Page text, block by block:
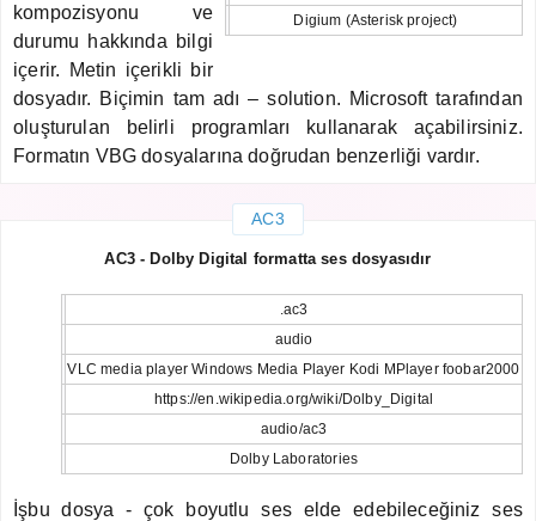
Digium (Asterisk project)
kompozisyonu ve
durumu hakkında bilgi
içerir. Metin içerikli bir
dosyadır. Biçimin tam adı – solution. Microsoft tarafından
oluşturulan belirli programları kullanarak açabilirsiniz.
Formatın VBG dosyalarına doğrudan benzerliği vardır.
AC3
AC3 - Dolby Digital formatta ses dosyasıdır
.ac3
audio
VLC media player Windows Media Player Kodi MPlayer foobar2000
https://en.wikipedia.org/wiki/Dolby_Digital
audio/ac3
Dolby Laboratories
İşbu dosya - çok boyutlu ses elde edebileceğiniz ses